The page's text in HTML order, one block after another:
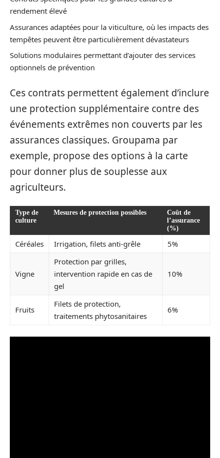
rendement élevé
Assurances adaptées pour la viticulture, où les impacts des
tempêtes peuvent être particulièrement dévastateurs
Solutions modulaires permettant d’ajouter des services
optionnels de prévention
Ces contrats permettent également d’inclure
une protection supplémentaire contre des
événements extrêmes non couverts par les
assurances classiques. Groupama par
exemple, propose des options à la carte
pour donner plus de souplesse aux
agriculteurs.
Type de
culture
Mesures de protection possibles
Coût de
l’assurance
(%)
Céréales Irrigation, filets anti-grêle 5%
Vigne
Protection par grilles,
intervention rapide en cas de
gel
10%
Fruits
Filets de protection,
traitements phytosanitaires
6%